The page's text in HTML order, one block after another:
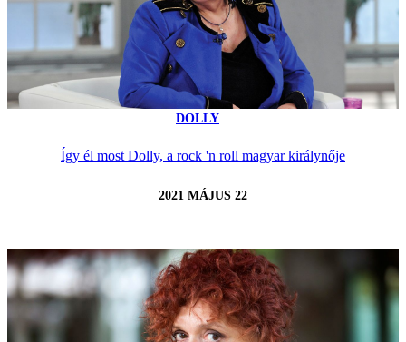
DOLLY
Így él most Dolly, a rock 'n roll magyar királynője
2021 MÁJUS 22